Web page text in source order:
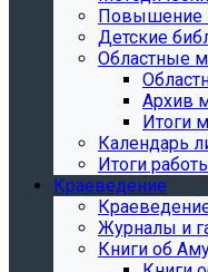
Повышение
Детские
Областные
Архив
Итоги
Календарь
Итоги
Краеведение
Журналы и
Книги об